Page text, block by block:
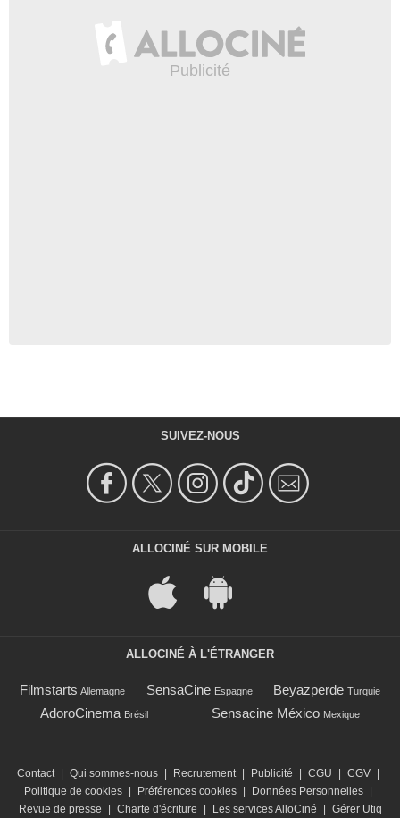
SUIVEZ-NOUS
ALLOCINÉ SUR MOBILE
ALLOCINÉ À L'ÉTRANGER
Filmstarts Allemagne SensaCine Espagne Beyazperde Turquie
AdoroCinema Brésil Sensacine México Mexique
Contact Qui sommes-nous Recrutement Publicité CGU CGV
Politique de cookies
Préférences cookies Données Personnelles
Revue de presse
Charte d'écriture Les services AlloCiné Gérer Utiq